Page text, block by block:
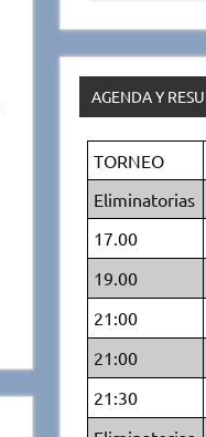
AGENDA Y
TORNEO
Eliminatorias
17.00
19.00
21:00
21:00
21:30